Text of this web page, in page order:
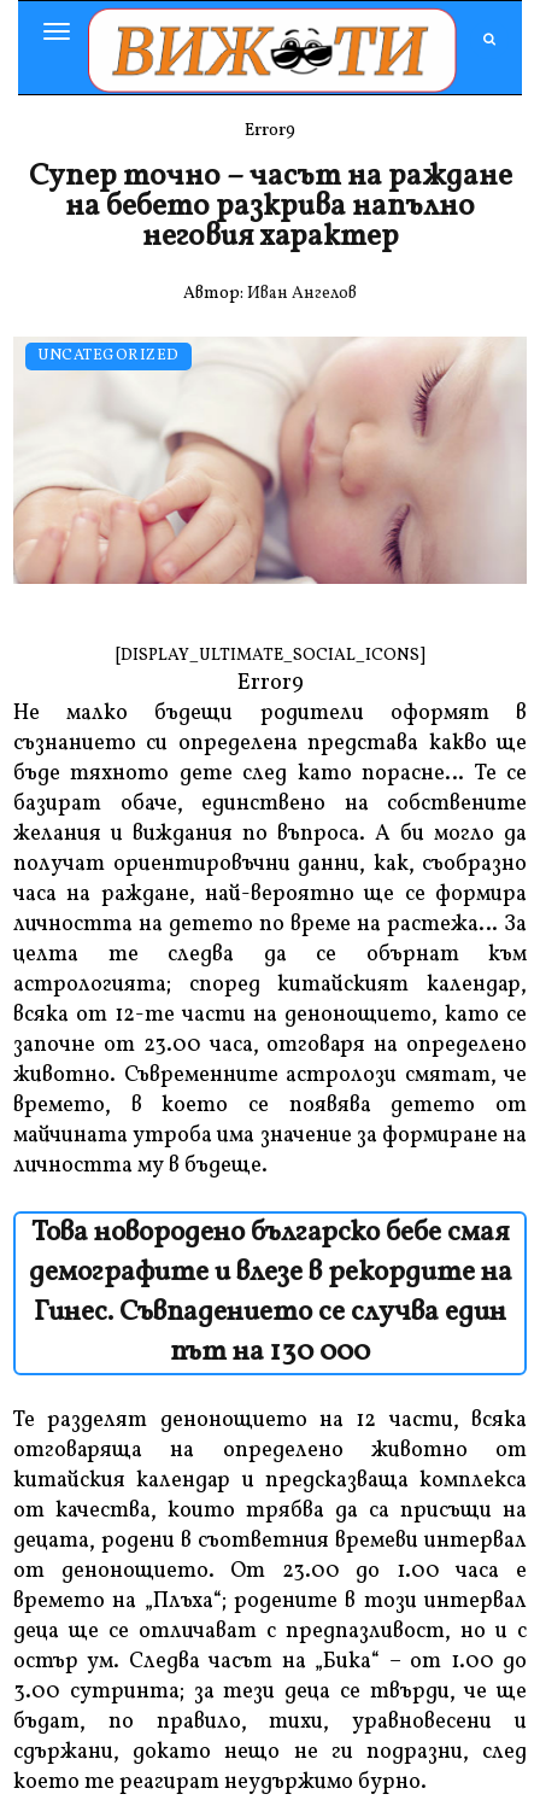
Toggle
Navigation
UNCATEGORIZED
Error9
Супер точно – часът на раждане
на бебето разкрива напълно
неговия характер
Автор: Иван Ангелов
[DISPLAY_ULTIMATE_SOCIAL_ICONS]
Error9
Не малко бъдещи родители оформят в
съзнанието си определена представа какво ще
бъде тяхното дете след като порасне… Те се
базират обаче, единствено на собствените
желания и виждания по въпроса. А би могло да
получат ориентировъчни данни, как, съобразно
часа на раждане, най-вероятно ще се формира
личността на детето по време на растежа… За
целта те следва да се обърнат към
астрологията; според китайският календар,
всяка от 12-те части на денонощието, като се
започне от 23.00 часа, отговаря на определено
животно. Съвременните астролози смятат, че
времето, в което се появява детето от
майчината утроба има значение за формиране на
личността му в бъдеще.
Това новородено българско бебе смая
демографите и влезе в рекордите на
Гинес. Съвпадението се случва един
път на 130 000
Те разделят денонощието на 12 части, всяка
отговаряща на определено животно от
китайския календар и предсказваща комплекса
от качества, които трябва да са присъщи на
децата, родени в съответния времеви интервал
от денонощието. От 23.00 до 1.00 часа е
времето на „Плъха“; родените в този интервал
деца ще се отличават с предпазливост, но и с
остър ум. Следва часът на „Бика“ – от 1.00 до
3.00 сутринта; за тези деца се твърди, че ще
бъдат, по правило, тихи, уравновесени и
сдържани, докато нещо не ги подразни, след
което те реагират неудържимо бурно.